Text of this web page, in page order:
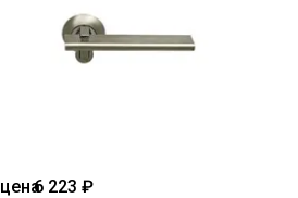
цена6 223 ₽